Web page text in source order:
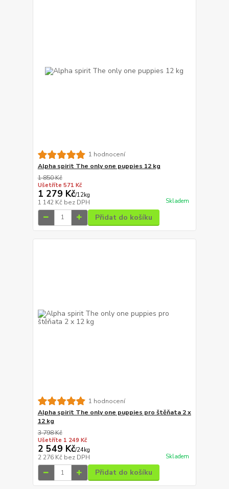
1 hodnocení
Alpha spirit The only one puppies 12 kg
1 850 Kč
Ušetříte 571 Kč
1 279 Kč/12kg
1 142 Kč bez DPH Skladem
Přidat do košíku
1 hodnocení
Alpha spirit The only one puppies pro štěňata 2 x
12 kg
3 798 Kč
Ušetříte 1 249 Kč
2 549 Kč/24kg
2 276 Kč bez DPH Skladem
Přidat do košíku